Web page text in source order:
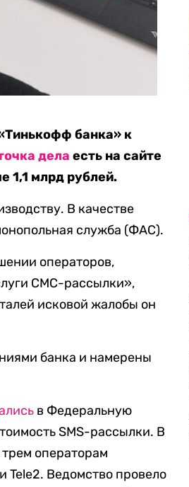
банка» к
дела есть на сайте
1,1 млрд рублей.
В качестве
служба (ФАС).
операторов,
СМС-рассылки»,
исковой жалобы он
банка и намерены
в Федеральную
SMS-рассылки. В
операторам
Ведомство провело